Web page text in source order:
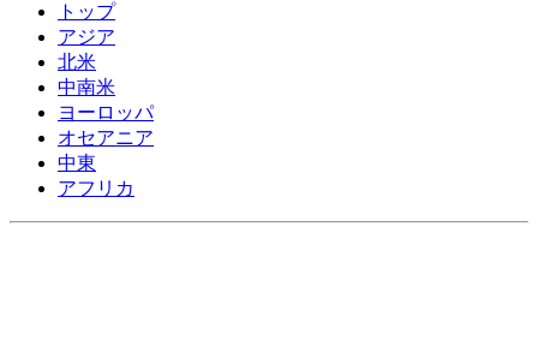
トップ
アジア
北米
中南米
ヨーロッパ
オセアニア
中東
アフリカ